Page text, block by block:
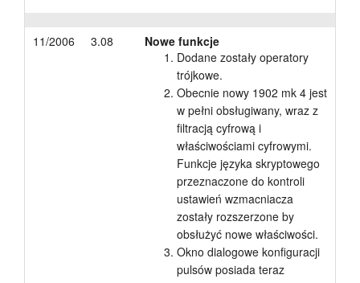
11/2006 3.08
Nowe funkcje
Dodane zostały operatory
trójkowe.
Obecnie nowy 1902 mk 4 jest
w pełni obsługiwany, wraz z
filtracją cyfrową i
właściwościami cyfrowymi.
Funkcje języka skryptowego
przeznaczone do kontroli
ustawień wzmacniacza
zostały rozszerzone by
obsłużyć nowe właściwości.
Okno dialogowe konfiguracji
pulsów posiada teraz